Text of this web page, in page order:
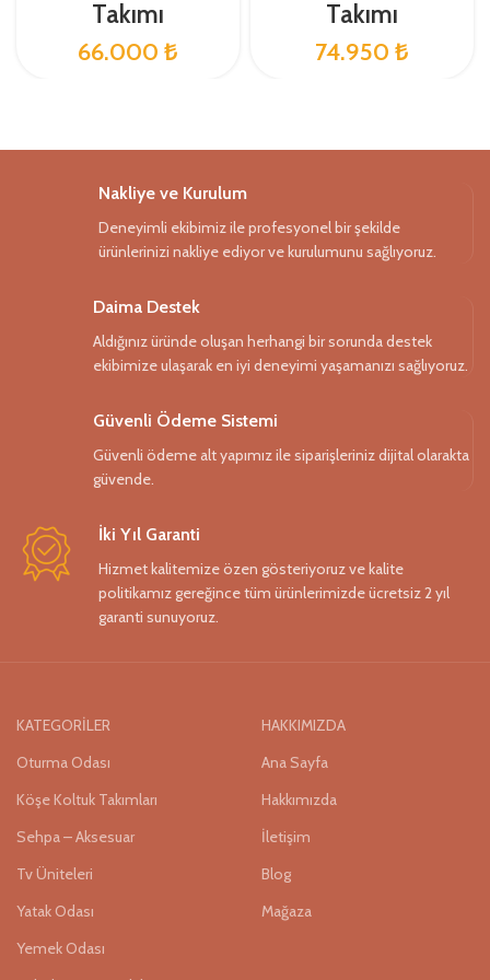
müşteri incelemeleri ve önerileri de burada bulabilirsiniz.
Mobilyası, bu ihtiyaçları karşılamak için geniş bir seçenek
sunar ve wukahome.com üzerinden kolayca erişilebilir. Ev
bu faktörleri göz önünde bulundurarak doğru kararı
verebilirsiniz.
Takımı
66.000 ₺
Takımı
74.950 ₺
Nakliye ve Kurulum
Deneyimli ekibimiz ile profesyonel bir şekilde
ürünlerinizi nakliye ediyor ve kurulumunu sağlıyoruz.
Daima Destek
Aldığınız üründe oluşan herhangi bir sorunda destek
ekibimize ulaşarak en iyi deneyimi yaşamanızı sağlıyoruz.
Güvenli Ödeme Sistemi
Güvenli ödeme alt yapımız ile siparişleriniz dijital olarakta
güvende.
İki Yıl Garanti
Hizmet kalitemize özen gösteriyoruz ve kalite
politikamız gereğince tüm ürünlerimizde ücretsiz 2 yıl
garanti sunuyoruz.
KATEGORİLER
Oturma Odası
Köşe Koltuk Takımları
Sehpa – Aksesuar
Tv Üniteleri
Yatak Odası
Yemek Odası
HAKKIMIZDA
Ana Sayfa
Hakkımızda
İletişim
Blog
Mağaza